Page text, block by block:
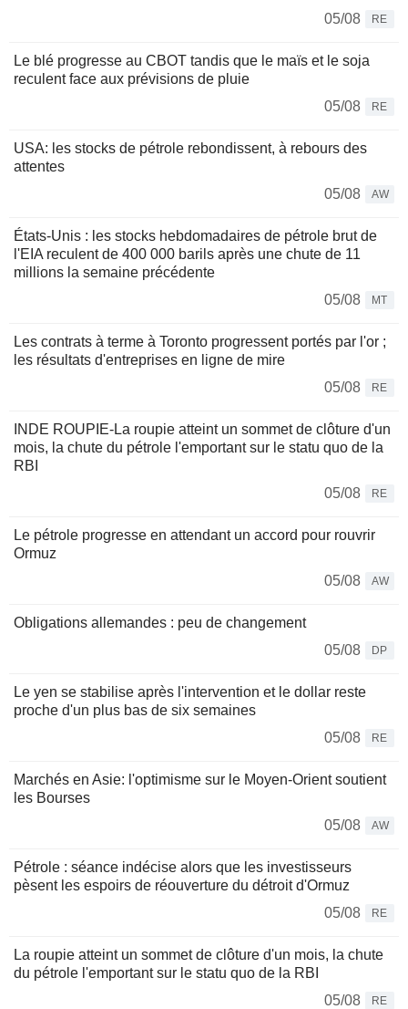
05/08
RE
Le blé progresse au CBOT tandis que le maïs et le soja
reculent face aux prévisions de pluie
05/08
RE
USA: les stocks de pétrole rebondissent, à rebours des
attentes
05/08
AW
États-Unis : les stocks hebdomadaires de pétrole brut de
l'EIA reculent de 400 000 barils après une chute de 11
millions la semaine précédente
05/08
MT
Les contrats à terme à Toronto progressent portés par l'or ;
les résultats d'entreprises en ligne de mire
05/08
RE
INDE ROUPIE-La roupie atteint un sommet de clôture d'un
mois, la chute du pétrole l'emportant sur le statu quo de la
RBI
05/08
RE
Le pétrole progresse en attendant un accord pour rouvrir
Ormuz
05/08
AW
Obligations allemandes : peu de changement
05/08
DP
Le yen se stabilise après l'intervention et le dollar reste
proche d'un plus bas de six semaines
05/08
RE
Marchés en Asie: l'optimisme sur le Moyen-Orient soutient
les Bourses
05/08
AW
Pétrole : séance indécise alors que les investisseurs
pèsent les espoirs de réouverture du détroit d'Ormuz
05/08
RE
La roupie atteint un sommet de clôture d'un mois, la chute
du pétrole l'emportant sur le statu quo de la RBI
05/08
RE